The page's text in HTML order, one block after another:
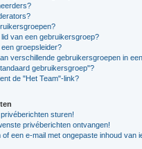
van een gebruikersgroep?
groepsleider?
verschillende gebruikersgroepen in
gebruikersgroep"?
de "Het Team"-link?
sturen!
privéberichten ontvangen!
of een e-mail met ongepaste inhoud van